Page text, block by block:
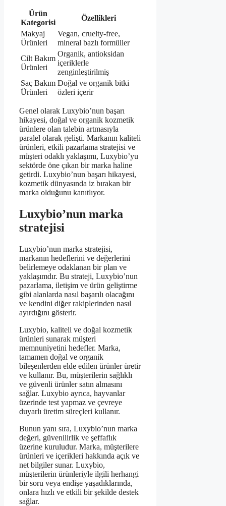
Ürün
Kategorisi
Özellikleri
Makyaj
Ürünleri
Vegan, cruelty-free,
mineral bazlı formüller
Cilt Bakım
Ürünleri
Organik, antioksidan
içeriklerle
zenginleştirilmiş
Saç Bakım
Ürünleri
Doğal ve organik bitki
özleri içerir
Genel olarak Luxybio’nun başarı
hikayesi, doğal ve organik kozmetik
ürünlere olan talebin artmasıyla
paralel olarak gelişti. Markanın kaliteli
ürünleri, etkili pazarlama stratejisi ve
müşteri odaklı yaklaşımı, Luxybio’yu
sektörde öne çıkan bir marka haline
getirdi. Luxybio’nun başarı hikayesi,
kozmetik dünyasında iz bırakan bir
marka olduğunu kanıtlıyor.
Luxybio’nun marka
stratejisi
Luxybio’nun marka stratejisi,
markanın hedeflerini ve değerlerini
belirlemeye odaklanan bir plan ve
yaklaşımdır. Bu strateji, Luxybio’nun
pazarlama, iletişim ve ürün geliştirme
gibi alanlarda nasıl başarılı olacağını
ve kendini diğer rakiplerinden nasıl
ayırdığını gösterir.
Luxybio, kaliteli ve doğal kozmetik
ürünleri sunarak müşteri
memnuniyetini hedefler. Marka,
tamamen doğal ve organik
bileşenlerden elde edilen ürünler üretir
ve kullanır. Bu, müşterilerin sağlıklı
ve güvenli ürünler satın almasını
sağlar. Luxybio ayrıca, hayvanlar
üzerinde test yapmaz ve çevreye
duyarlı üretim süreçleri kullanır.
Bunun yanı sıra, Luxybio’nun marka
değeri, güvenilirlik ve şeffaflık
üzerine kuruludur. Marka, müşterilere
ürünleri ve içerikleri hakkında açık ve
net bilgiler sunar. Luxybio,
müşterilerin ürünleriyle ilgili herhangi
bir soru veya endişe yaşadıklarında,
onlara hızlı ve etkili bir şekilde destek
sağlar.